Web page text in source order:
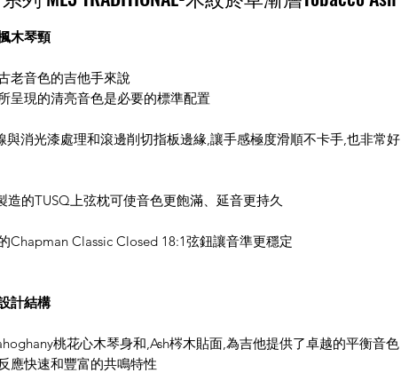
木琴頸
老音色的吉他手來說
呈現的清亮音色是必要的標準配置
與消光漆處理和滾邊削切指板邊緣,讓手感極度滑順不卡手,也非常好
造的TUSQ上弦枕可使音色更飽滿、延音更持久
Chapman Classic Closed 18:1弦鈕讓音準更穩定
計結構
桃花心木琴身和,Ash梣木貼面,為吉他提供了卓越的平衡音色
應快速和豐富的共鳴特性